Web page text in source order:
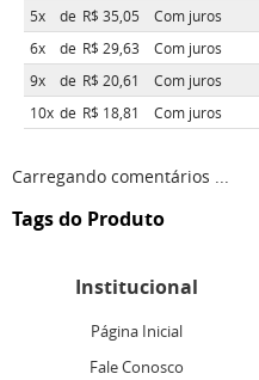
5x
de R$ 35,05 Com juros
6x
de R$ 29,63 Com juros
9x
de R$ 20,61 Com juros
10x de R$ 18,81 Com juros
Carregando comentários ...
Tags do Produto
Institucional
Página Inicial
Fale Conosco